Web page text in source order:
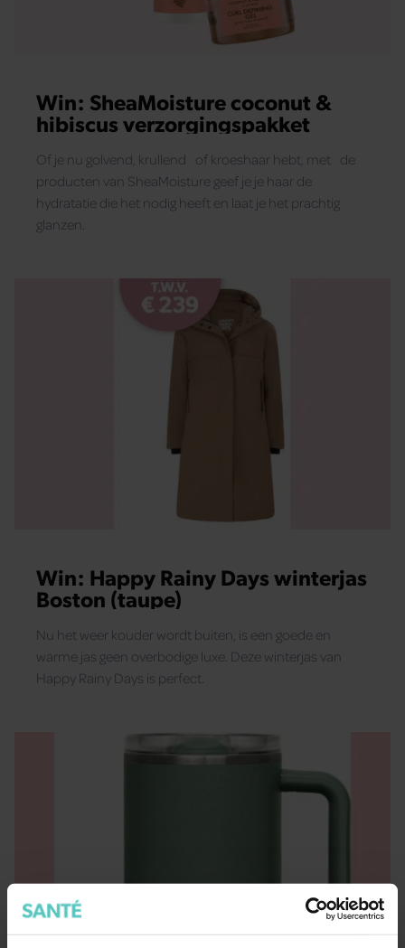
Win: SheaMoisture coconut &
hibiscus verzorgingspakket
Of je nu golvend, krullend of kroeshaar hebt, met de
producten van SheaMoisture geef je je haar de
hydratatie die het nodig heeft en laat je het prachtig
glanzen.
Win: Happy Rainy Days winterjas
Boston (taupe)
Nu het weer kouder wordt buiten, is een goede en
warme jas geen overbodige luxe. Deze winterjas van
Happy Rainy Days is perfect.